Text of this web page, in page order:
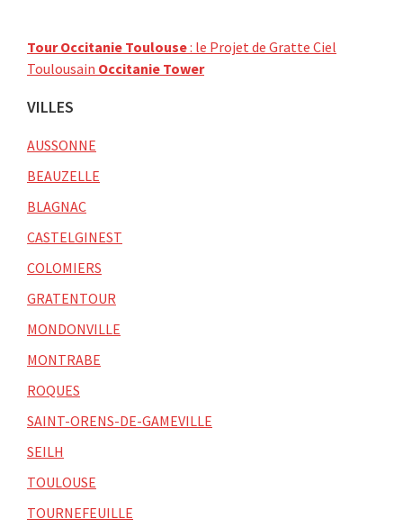
Tour Occitanie Toulouse: le Projet de Gratte Ciel
Toulousain Occitanie Tower
VILLES
AUSSONNE
BEAUZELLE
BLAGNAC
CASTELGINEST
COLOMIERS
GRATENTOUR
MONDONVILLE
MONTRABE
ROQUES
SAINT-ORENS-DE-GAMEVILLE
SEILH
TOULOUSE
TOURNEFEUILLE